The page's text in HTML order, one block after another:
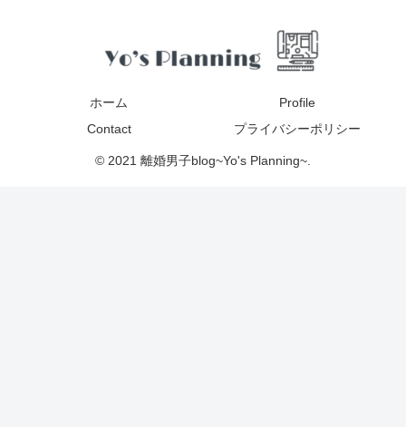
ホーム
Profile
Contact
プライバシーポリシー
© 2021 離婚男子blog~Yo's Planning~.